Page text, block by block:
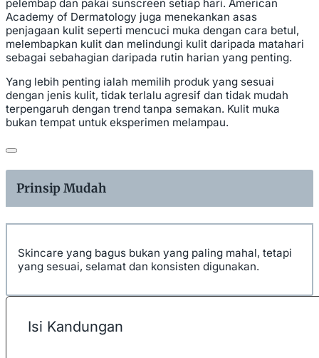
pelembap dan pakai sunscreen setiap hari. American
Academy of Dermatology juga menekankan asas
penjagaan kulit seperti mencuci muka dengan cara betul,
melembapkan kulit dan melindungi kulit daripada matahari
sebagai sebahagian daripada rutin harian yang penting.
Yang lebih penting ialah memilih produk yang sesuai
dengan jenis kulit, tidak terlalu agresif dan tidak mudah
terpengaruh dengan trend tanpa semakan. Kulit muka
bukan tempat untuk eksperimen melampau.
Prinsip Mudah
Skincare yang bagus bukan yang paling mahal, tetapi
yang sesuai, selamat dan konsisten digunakan.
Isi Kandungan